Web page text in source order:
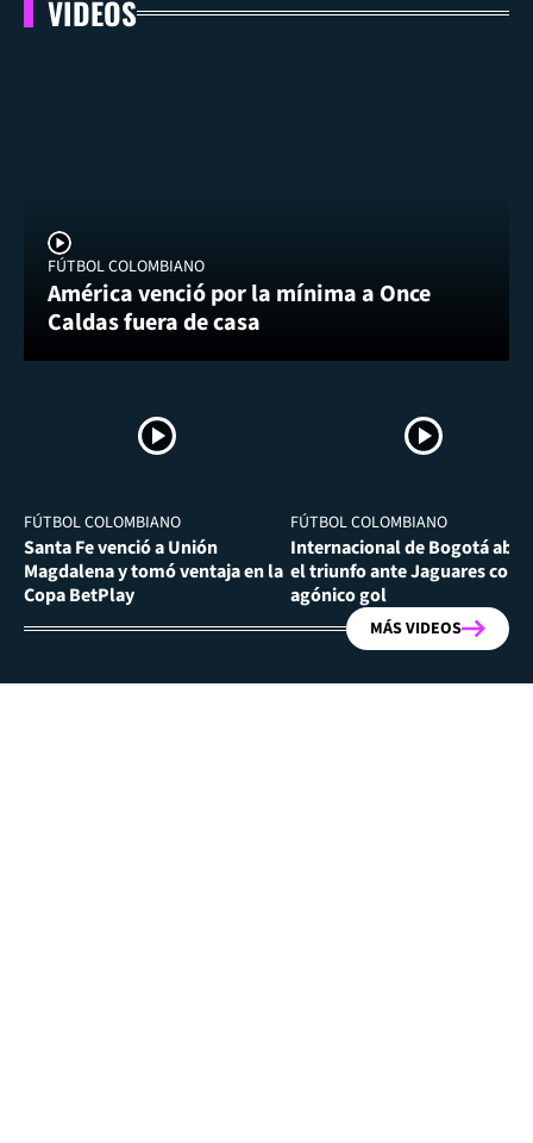
VIDEOS
FÚTBOL COLOMBIANO
América venció por la mínima a Once
Caldas fuera de casa
FÚTBOL COLOMBIANO
Santa Fe venció a Unión
Magdalena y tomó ventaja en la
Copa BetPlay
FÚTBOL COLOMBIANO
Internacional de Bogotá
el triunfo ante Jaguares con
agónico gol
MÁS VIDEOS